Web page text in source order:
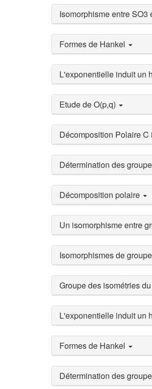
Isomorphisme entre SO3
Formes de Hankel
L'exponentielle induit un
Etude de O(p,q)
Décomposition Polaire
Détermination des
Décomposition polaire
Un isomorphisme entre
Isomorphismes de
Groupe des isométries
L'exponentielle induit un
Formes de Hankel
Détermination des